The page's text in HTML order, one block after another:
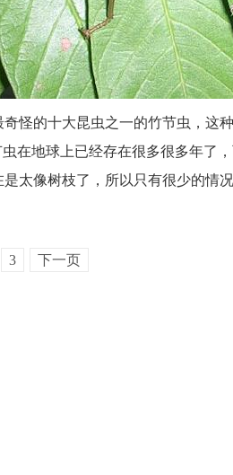
怪的十大昆虫之一的竹节虫，这
在地球上已经存在很多很多年了
太像树枝了，所以只有很少的情况
3 下一页